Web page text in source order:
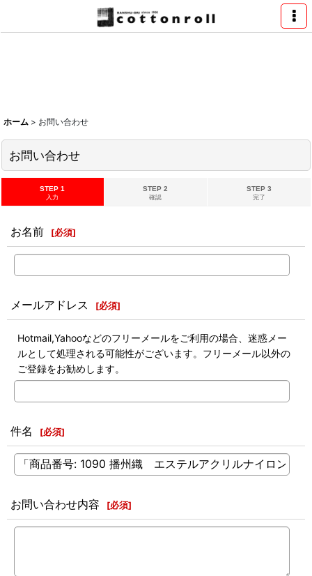
ホーム > お問い合わせ
お問い合わせ
STEP 1
入力
STEP 2
確認
STEP 3
完了
お名前 [必須]
メールアドレス [必須]
Hotmail,Yahooなどのフリーメールをご利用の場合、迷惑メー
ルとして処理される可能性がございます。フリーメール以外の
ご登録をお勧めします。
件名 [必須]
お問い合わせ内容 [必須]